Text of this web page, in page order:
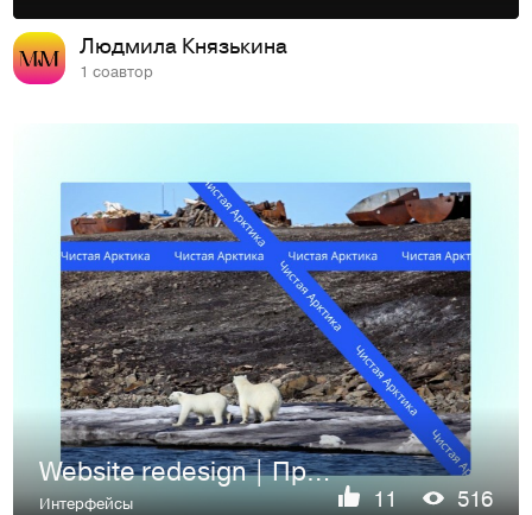
Людмила Князькина
1 соавтор
Website redesign | Проект по очистке Арктической зоны РФ
Интерфейсы 11 516